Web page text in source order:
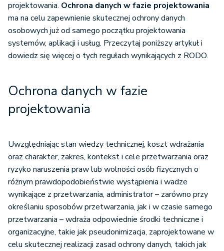
projektowania. Ochrona danych w fazie projektowania
ma na celu zapewnienie skutecznej ochrony danych
osobowych już od samego początku projektowania
systemów, aplikacji i usług. Przeczytaj poniższy artykuł i
dowiedz się więcej o tych regułach wynikających z RODO.
Ochrona danych w fazie
projektowania
Uwzględniając stan wiedzy technicznej, koszt wdrażania
oraz charakter, zakres, kontekst i cele przetwarzania oraz
ryzyko naruszenia praw lub wolności osób fizycznych o
różnym prawdopodobieństwie wystąpienia i wadze
wynikające z przetwarzania, administrator – zarówno przy
określaniu sposobów przetwarzania, jak i w czasie samego
przetwarzania – wdraża odpowiednie środki techniczne i
organizacyjne, takie jak pseudonimizacja, zaprojektowane w
celu skutecznej realizacji zasad ochrony danych, takich jak